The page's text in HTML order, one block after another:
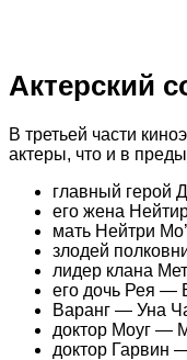
Актерский
В третьей части
актеры, что и в
главный герой
его жена
мать Нейтри
злодей
лидер клана
его дочь Рея —
Варанг — Уна
доктор Моуг —
доктор Гарвин